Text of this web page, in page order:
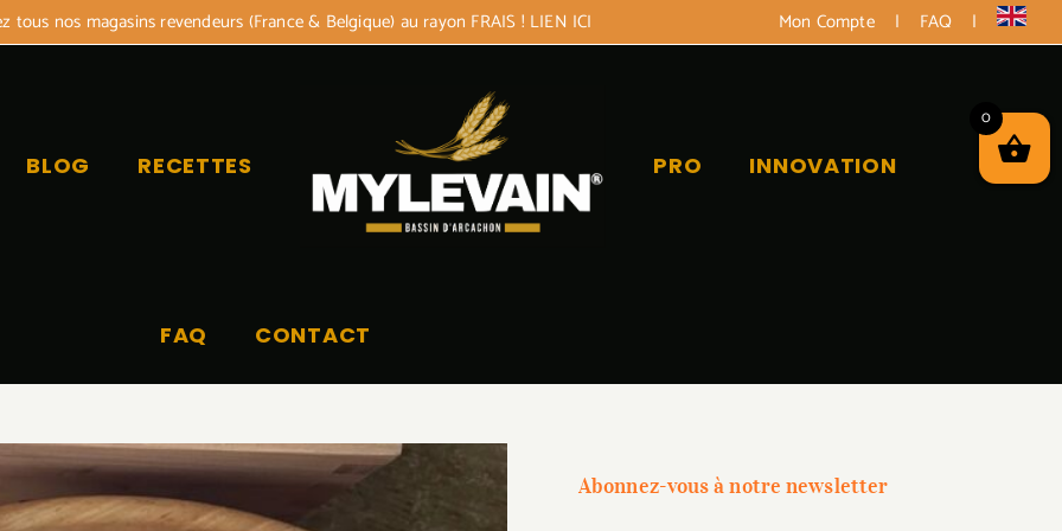
tous nos magasins revendeurs (France & Belgique) au rayon FRAIS ! LIEN ICI Mon Compte| FAQ |
BLOG RECETTES PRO INNOVATION
FAQ CONTACT
Abonnez-vous à notre newsletter
0